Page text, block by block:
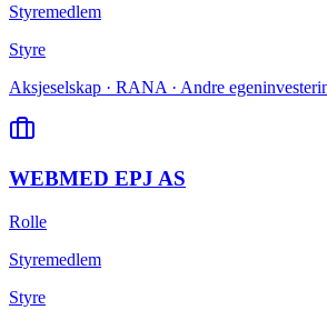
Styremedlem
Styre
Aksjeselskap · RANA · Andre
WEBMED EPJ AS
Rolle
Styremedlem
Styre